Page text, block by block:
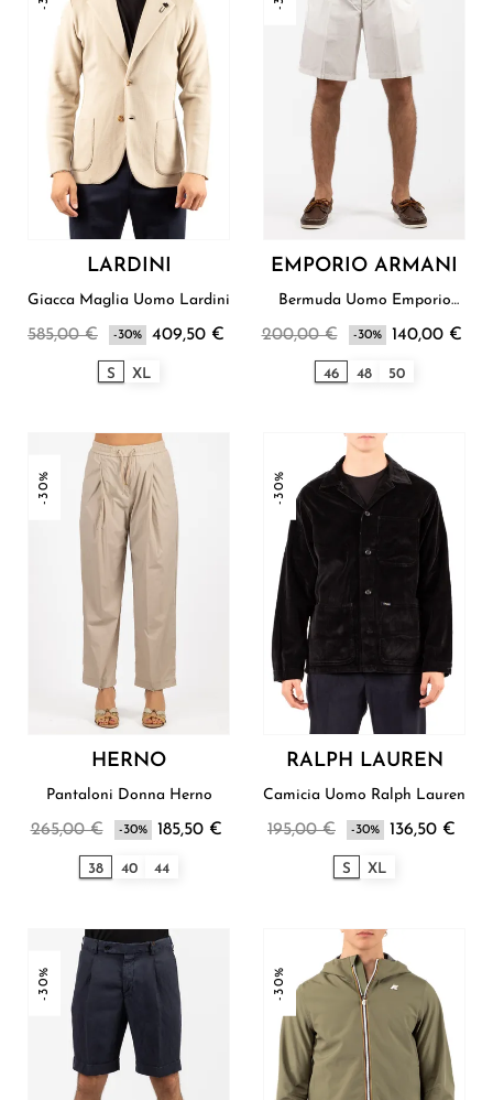
LARDINI
Giacca Maglia Uomo Lardini
585,00 € -30% 409,50 €
S XL
EMPORIO ARMANI
Bermuda Uomo Emporio
200,00 € -30% 140,00 €
46 48 50
-30%
HERNO
Pantaloni Donna Herno
265,00 € -30% 185,50 €
38 40 44
-30%
RALPH LAUREN
Camicia Uomo Ralph Lauren
195,00 € -30% 136,50 €
S XL
-30% -30%